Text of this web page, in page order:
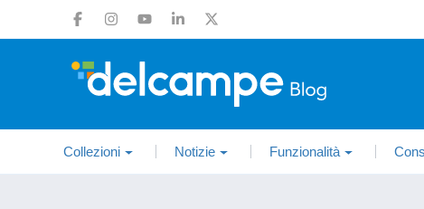
Collezioni Notizie Funzionalità